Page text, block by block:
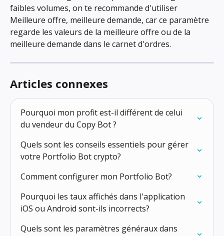
faibles volumes, on te recommande d'utiliser
Meilleure offre, meilleure demande, car ce paramètre
regarde les valeurs de la meilleure offre ou de la
meilleure demande dans le carnet d'ordres.
Articles connexes
Pourquoi mon profit est-il différent de celui
du vendeur du Copy Bot ?
Quels sont les conseils essentiels pour gérer
votre Portfolio Bot crypto?
Comment configurer mon Portfolio Bot?
Pourquoi les taux affichés dans l'application
iOS ou Android sont-ils incorrects?
Quels sont les paramètres généraux dans